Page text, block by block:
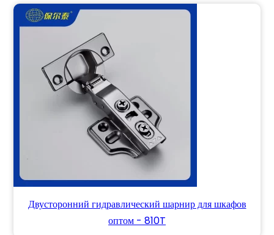
Двусторонний гидравлический шарнир для шкафов
оптом - 810T